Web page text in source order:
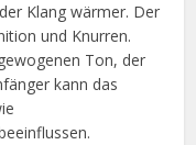
Klang wärmer. Der
und Knurren.
Ton, der
kann das